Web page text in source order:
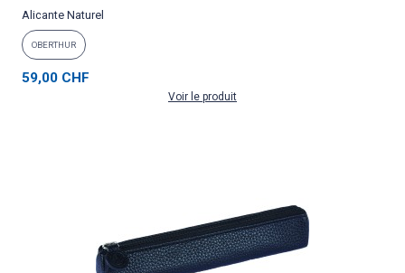
Alicante Naturel
OBERTHUR
59,00 CHF
Voir le produit